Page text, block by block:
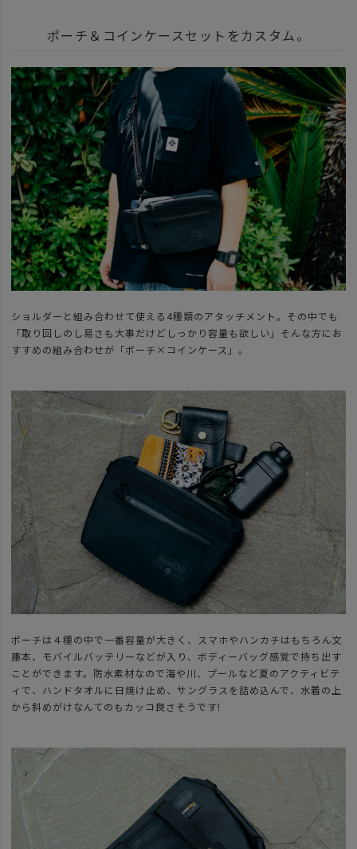
ポーチ＆コインケースセットをカスタム。
ショルダーと組み合わせて使える4種類のアタッチメント。その中でも
「取り回しのし易さも大事だけどしっかり容量も欲しい」そんな方にお
すすめの組み合わせが「ポーチ×コインケース」。
ポーチは４種の中で一番容量が大きく、スマホやハンカチはもちろん文
庫本、モバイルバッテリーなどが入り、ボディーバッグ感覚で持ち出す
ことができます。防水素材なので海や川、プールなど夏のアクティビテ
ィで、ハンドタオルに日焼け止め、サングラスを詰め込んで、水着の上
から斜めがけなんてのもカッコ良さそうです!